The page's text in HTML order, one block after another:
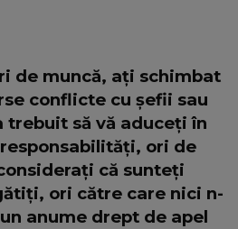
de muncă, ați schimbat
conflicte cu șefii sau
trebuit să vă aduceți în
ori de
că sunteți
ori către care nici n-
anume drept de apel